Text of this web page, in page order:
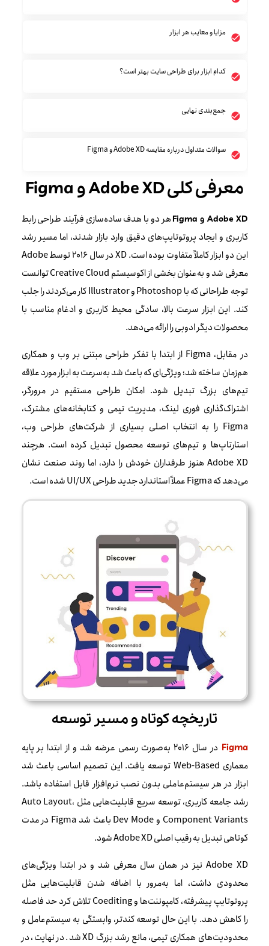
مزایا و معایب هر ابزار
کدام ابزار برای طراحی سایت بهتر است؟
جمع‌بندی نهایی
سوالات متداول درباره مقایسه Adobe XD و Figma
معرفی کلی Adobe XD و Figma
Adobe XD و Figma
هر دو با هدف ساده‌سازی فرآیند طراحی رابط
کاربری و ایجاد پروتوتایپ‌های دقیق وارد بازار شدند، اما مسیر رشد
این دو ابزار کاملاً متفاوت بوده است. XD در سال 2016 توسط Adobe
معرفی شد و به‌عنوان بخشی از اکوسیستم Creative Cloud توانست
توجه طراحانی که با Photoshop و Illustrator کار می‌کردند را جلب
کند. این ابزار سرعت بالا، سادگی محیط کاربری و ادغام مناسب با
محصولات دیگر ادوبی را ارائه می‌دهد.
در مقابل، Figma از ابتدا با تفکر طراحی مبتنی بر وب و همکاری
هم‌زمان ساخته شد؛ ویژگی‌ای که باعث شد به‌سرعت به ابزار مورد علاقه
تیم‌های بزرگ تبدیل شود. امکان طراحی مستقیم در مرورگر،
اشتراک‌گذاری فوری لینک، مدیریت تیمی و کتابخانه‌های مشترک،
Figma را به انتخاب اصلی بسیاری از شرکت‌های طراحی وب،
استارتاپ‌ها و تیم‌های توسعه محصول تبدیل کرده است. هرچند
Adobe XD هنوز طرفداران خودش را دارد، اما روند صنعت نشان
می‌دهد که Figma عملاً استاندارد جدید طراحی UI/UX شده است.
تاریخچه کوتاه و مسیر توسعه
Figma
در سال 2016 به‌صورت رسمی عرضه شد و از ابتدا بر پایه
معماری Web-Based توسعه یافت. این تصمیم اساسی باعث شد
ابزار در هر سیستم‌عاملی بدون نصب نرم‌افزار قابل استفاده باشد.
رشد جامعه کاربری، توسعه سریع قابلیت‌هایی مثل Auto Layout،
Component Variants و Dev Mode باعث شد Figma در مدت
کوتاهی تبدیل به رقیب اصلی Adobe XD شود.
Adobe XD نیز در همان سال معرفی شد و در ابتدا ویژگی‌های
محدودی داشت، اما به‌مرور با اضافه شدن قابلیت‌هایی مثل
پروتوتایپ پیشرفته، کامپوننت‌ها و Coediting تلاش کرد حد فاصله
را کاهش دهد. با این حال توسعه کندتر، وابستگی به سیستم‌عامل و
محدودیت‌های همکاری تیمی، مانع رشد بزرگ XD شد. در نهایت، در